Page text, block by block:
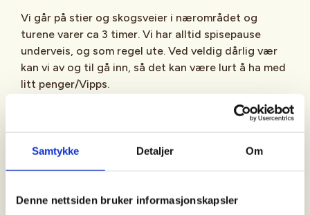
Samtykke Detaljer Om
Denne nettsiden bruker informasjonskapsler
Vi går på stier og skogsveier i nærområdet og
turene varer ca 3 timer. Vi har alltid spisepause
underveis, og som regel ute. Ved veldig dårlig vær
kan vi av og til gå inn, så det kan være lurt å ha med
litt penger/Vipps.
: De ordinære turene planlegger vi fra
gang til gang ut fra vær- og føreforhold.
Turbeskrivelsen blir annonsert i Facebookgruppen "
Aktiv i 100 med DNT Bærum Turlag - DNT Oslo og
" ca 2-3 dager før hver tur.